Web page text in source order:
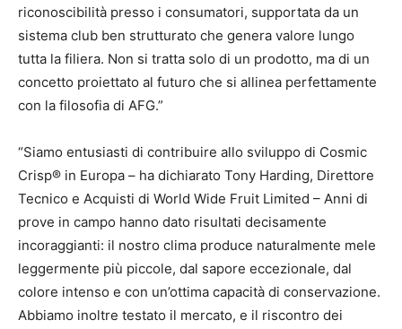
riconoscibilità presso i consumatori, supportata da un
sistema club ben strutturato che genera valore lungo
tutta la filiera. Non si tratta solo di un prodotto, ma di un
concetto proiettato al futuro che si allinea perfettamente
con la filosofia di AFG.”
“Siamo entusiasti di contribuire allo sviluppo di Cosmic
Crisp® in Europa – ha dichiarato Tony Harding, Direttore
Tecnico e Acquisti di World Wide Fruit Limited – Anni di
prove in campo hanno dato risultati decisamente
incoraggianti: il nostro clima produce naturalmente mele
leggermente più piccole, dal sapore eccezionale, dal
colore intenso e con un’ottima capacità di conservazione.
Abbiamo inoltre testato il mercato, e il riscontro dei